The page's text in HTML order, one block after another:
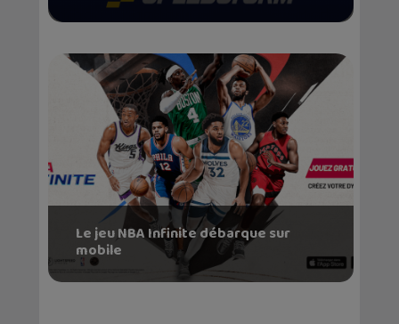
Le jeu NBA Infinite débarque sur
mobile